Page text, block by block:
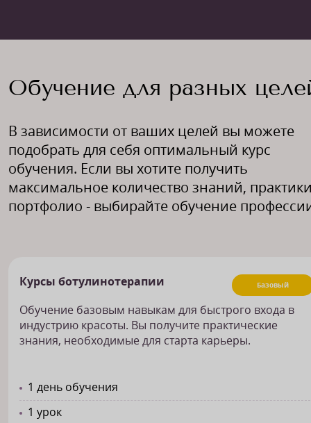
Обучение для разных
В зависимости от ваших целей вы можете
подобрать для себя оптимальный курс
обучения. Если вы хотите получить
максимальное количество знаний,
портфолио - выбирайте обучение
Базовый
Курсы ботулинотерапии
Обучение базовым навыкам для быстрого входа в
индустрию красоты. Вы получите практические
знания, необходимые для старта карьеры.
1 день обучения
1 урок